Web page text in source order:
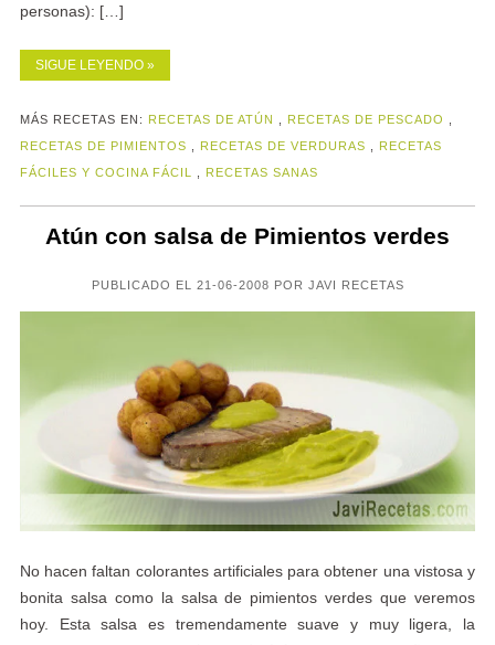
personas): […]
SIGUE LEYENDO »
MÁS RECETAS EN: RECETAS DE ATÚN , RECETAS DE PESCADO ,
RECETAS DE PIMIENTOS , RECETAS DE VERDURAS ,
RECETAS
FÁCILES Y COCINA FÁCIL , RECETAS SANAS
Atún con salsa de Pimientos verdes
PUBLICADO EL 21-06-2008 POR JAVI RECETAS
No hacen faltan colorantes artificiales para obtener una vistosa y
bonita salsa como la salsa de pimientos verdes que veremos
hoy. Esta salsa es tremendamente suave y muy ligera, la